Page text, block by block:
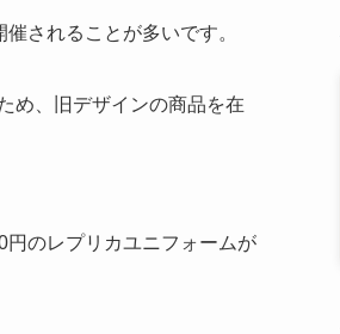
されることが多いです。
め、旧デザインの商品を在
のレプリカユニフォームが